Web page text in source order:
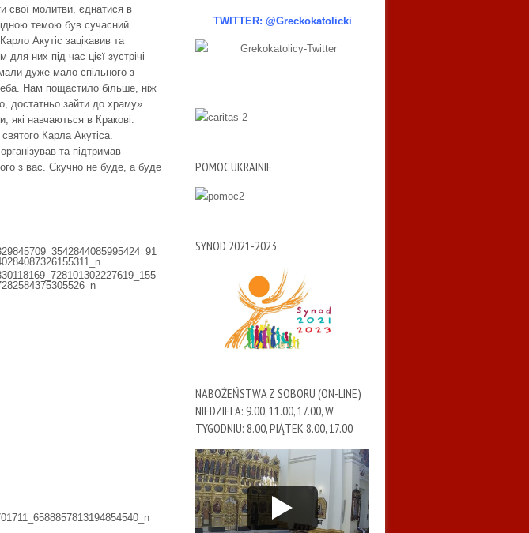
свої молитви, єднатися в
темою був сучасний
Акутіс зацікавив та
них під час цієї зустрічі
дуже мало спільного з
Нам пощастило більше, ніж
достатньо зайти до храму».
які навчаються в Кракові.
Карла Акутіса.
та підтримав
з вас. Скучно не буде, а буде
TWITTER: @Greckokatolicki
POMOC UKRAINIE
SYNOD 2021-2023
NABOŻEŃSTWA Z SOBORU (ON-LINE)
NIEDZIELA: 9.00, 11.00, 17.00, W
TYGODNIU: 8.00, PIĄTEK 8.00, 17.00